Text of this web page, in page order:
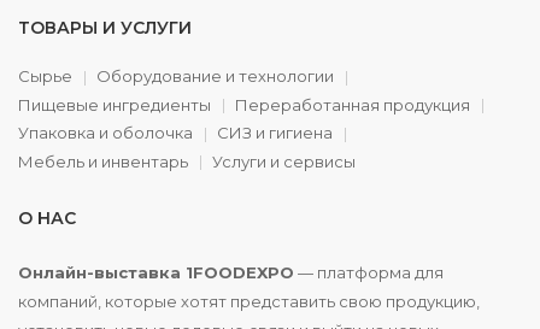
ТОВАРЫ И УСЛУГИ
Сырье
Оборудование и технологии
Пищевые ингредиенты
Переработанная продукция
Упаковка и оболочка
СИЗ и гигиена
Мебель и инвентарь
Услуги и сервисы
О НАС
Онлайн-выставка 1FOODEXPO — платформа для
компаний, которые хотят представить свою продукцию,